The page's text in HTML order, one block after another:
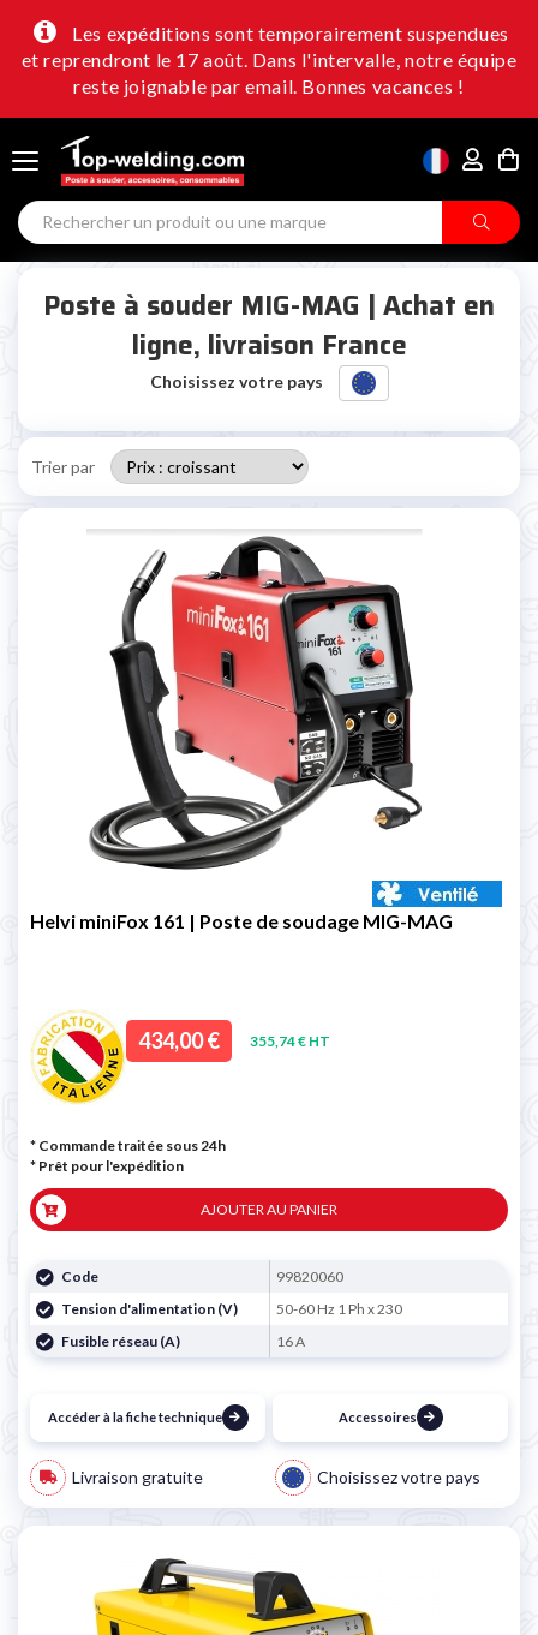
Les expéditions sont temporairement suspendues
et reprendront le 17 août. Dans l'intervalle, notre équipe
reste joignable par email. Bonnes vacances !
Poste à souder MIG-MAG | Achat en
ligne, livraison France
Choisissez votre pays
Trier par
Helvi miniFox 161 | Poste de soudage MIG-MAG
434,00 € 355,74 € HT
* Commande traitée sous 24h
* Prêt pour l'expédition
AJOUTER AU PANIER
Code
99820060
Tension d'alimentation (V)
50-60 Hz 1 Ph x 230
Fusible réseau (A)
16 A
Accéder à la fiche technique Accessoires
Livraison gratuite Choisissez votre pays